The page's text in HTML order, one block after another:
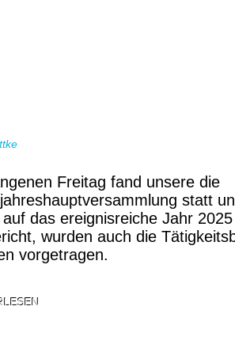
Freitag fand unsere die
statt
auf das ereignisreiche Jahr
wurden auch die
vorgetragen.